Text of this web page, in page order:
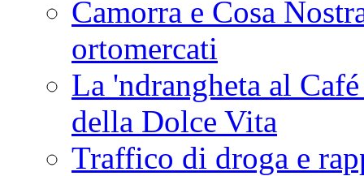
Camorra e Cosa
ortomercati
La 'ndrangheta al
della Dolce Vita
Traffico di droga e